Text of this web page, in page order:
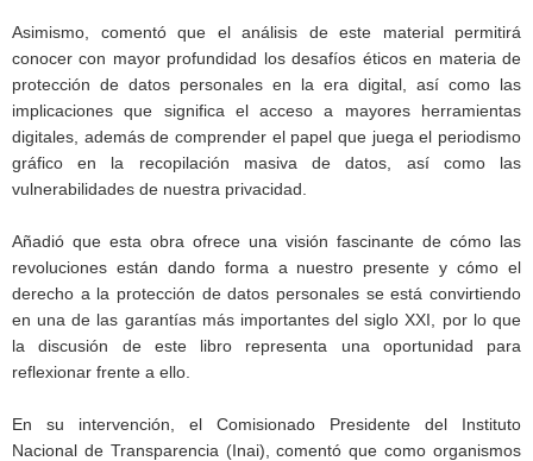
Asimismo, comentó que el análisis de este material permitirá
conocer con mayor profundidad los desafíos éticos en materia de
protección de datos personales en la era digital, así como las
implicaciones que significa el acceso a mayores herramientas
digitales, además de comprender el papel que juega el periodismo
gráfico en la recopilación masiva de datos, así como las
vulnerabilidades de nuestra privacidad.
Añadió que esta obra ofrece una visión fascinante de cómo las
revoluciones están dando forma a nuestro presente y cómo el
derecho a la protección de datos personales se está convirtiendo
en una de las garantías más importantes del siglo XXI, por lo que
la discusión de este libro representa una oportunidad para
reflexionar frente a ello.
En su intervención, el Comisionado Presidente del Instituto
Nacional de Transparencia (Inai), comentó que como organismos